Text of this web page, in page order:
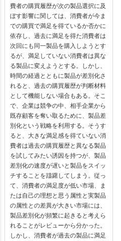
費者の購買履歴が次の製品選択に及
ぼす影響に関しては、消費者が今ま
での購買で満足を得ているか否かに
依存し、過去に満足を得た消費者は
次回にも同一製品を購入しようとす
るが、満足していない消費者は異な
る製品に変えようとする。しかし、
時間の経過とともに製品が差別化さ
れると、過去の購買履歴が判断材料
として機能しない場合もある。そこ
で、企業は競争の中、相手企業から
既存顧客を奪い取るために、製品差
別化という戦略を利用する。そうす
ると、大きな満足感を得ていない消
費者は過去の購買履歴と異なる製品
を試してみたい誘因を持つが、製品
差別化の速度が遅いと製品をスイッ
チすることを躊躇してしまう。従っ
て、消費者の満足度が低い市場、ま
たは自己の理想と思う属性と実製品
の属性との差異が大きい市場には、
製品差別化が頻繁に起きると考えら
れることがレビューから分かった。
しかし、消費者が過去の製品に満足